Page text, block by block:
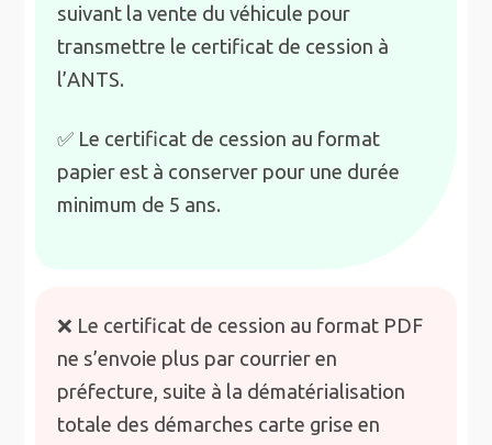
suivant la vente du véhicule pour
transmettre le certificat de cession à
l’ANTS.
✅ Le certificat de cession au format
papier est à conserver pour une durée
minimum de 5 ans.
❌ Le certificat de cession au format PDF
ne s’envoie plus par courrier en
préfecture, suite à la dématérialisation
totale des démarches carte grise en